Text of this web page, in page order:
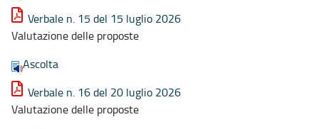
Verbale n. 15 del 15 luglio 2026
Valutazione delle proposte
Ascolta
Verbale n. 16 del 20 luglio 2026
Valutazione delle proposte